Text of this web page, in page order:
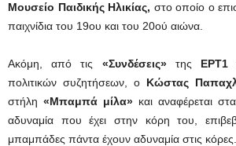
Μουσείο Παιδικής Ηλικίας, στο οποίο ο
παιχνίδια του 19ου και του 20ού αιώνα.
Ακόμη, από τις «Συνδέσεις» της ΕΡΤ1
πολιτικών συζητήσεων, ο Κώστας
στήλη «Μπαμπά μίλα» και αναφέρεται
αδυναμία που έχει στην κόρη του,
μπαμπάδες πάντα έχουν αδυναμία στις κόρες.